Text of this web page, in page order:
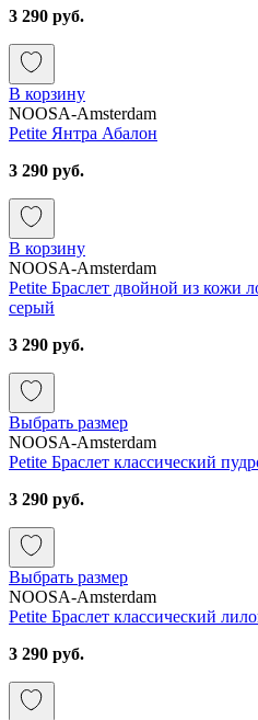
3 290 руб.
В корзину
NOOSA-Amsterdam
Petite Янтра Абалон
3 290 руб.
В корзину
NOOSA-Amsterdam
Petite Браслет двойной из кожи
серый
3 290 руб.
Выбрать размер
NOOSA-Amsterdam
Petite Браслет классический
3 290 руб.
Выбрать размер
NOOSA-Amsterdam
Petite Браслет классический
3 290 руб.